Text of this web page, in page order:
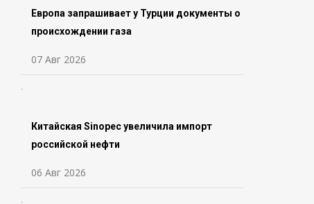
Европа запрашивает у Турции документы о
происхождении газа
07 Авг 2026
Китайская Sinopec увеличила импорт
российской нефти
06 Авг 2026